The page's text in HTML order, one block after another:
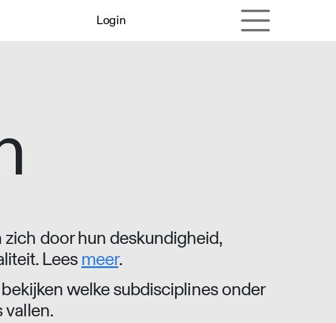
Login
door hun deskundigheid,
Leesmeer.
welke subdisciplines onder
vallen.